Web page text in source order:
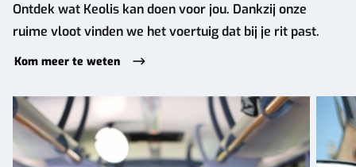
Ontdek wat Keolis kan doen voor jou. Dankzij onze
ruime vloot vinden we het voertuig dat bij je rit past.
Kom meer te weten
Budgetvriendelijk
vervoer
voor
grote
Verre
voor
kleine